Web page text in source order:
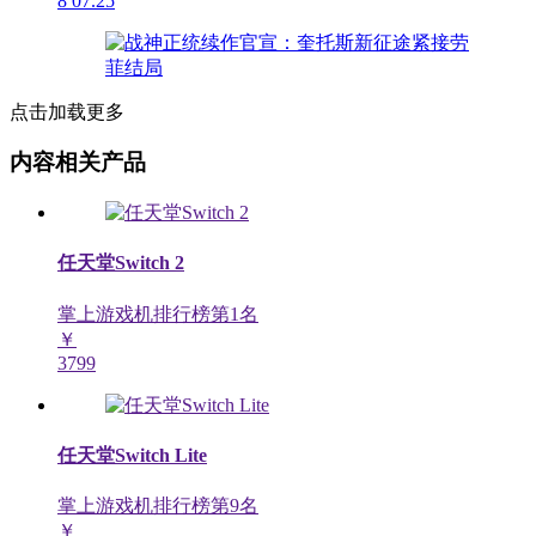
点击加载更多
内容相关产品
任天堂Switch 2
掌上游戏机排行榜第1名
￥
3799
任天堂Switch Lite
掌上游戏机排行榜第9名
￥